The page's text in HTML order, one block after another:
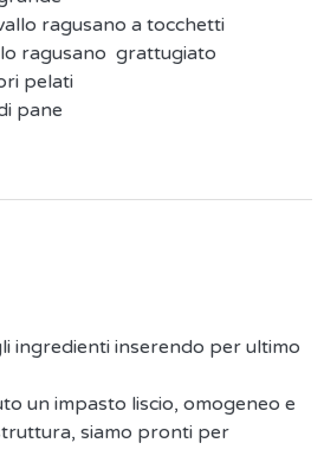
ragusano a tocchetti
ragusano grattugiato
pelati
pane
ingredienti inserendo per ultimo
un impasto liscio, omogeneo e
siamo pronti per